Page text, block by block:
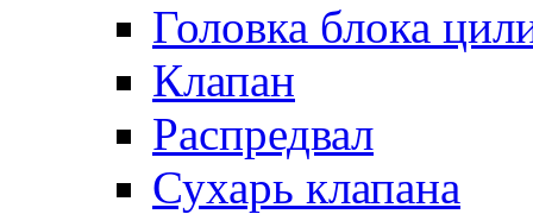
Головка блока
Клапан
Распредвал
Сухарь клапана